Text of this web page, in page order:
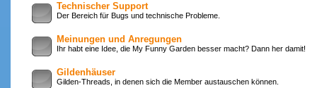
Technischer Support
Der Bereich für Bugs und technische Probleme.
Meinungen und Anregungen
Ihr habt eine Idee, die My Funny Garden besser macht? Dann her damit!
Gildenhäuser
Gilden-Threads, in denen sich die Member austauschen können.